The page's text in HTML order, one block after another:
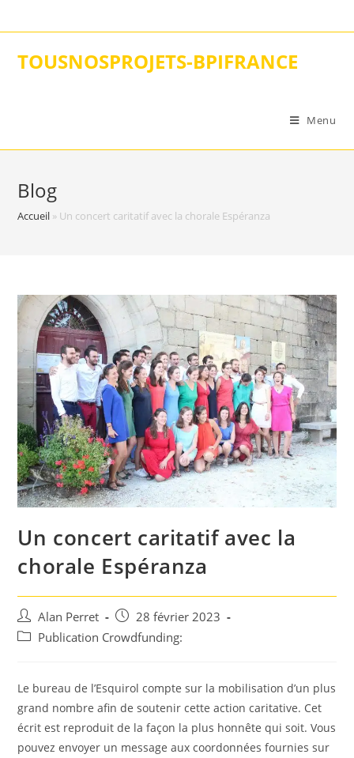
to
TOUSNOSPROJETS-BPIFRANCE
Menu
Blog
Accueil » Un concert caritatif avec la chorale Espéranza
Un concert caritatif avec la
chorale Espéranza
Auteur/autrice
de
Alan Perret
Post
published:
28 février 2023
PostPublication Crowdfunding:
Le bureau de l’Esquirol compte sur la mobilisation d’un plus
grand nombre afin de soutenir cette action caritative. Cet
écrit est reproduit de la façon la plus honnête qui soit. Vous
pouvez envoyer un message aux coordonnées fournies sur